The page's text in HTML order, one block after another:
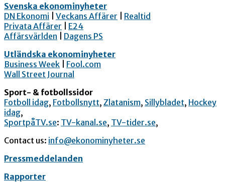
Svenska ekonominyheter
DN Ekonomi
Veckans Affärer
Realtid
Privata Affärer
E24
Affärsvärlden
Dagens PS
Utländska ekonominyheter
Business Week
Fool.com
Wall Street Journal
Sport- & fotbollssidor
Fotboll idag, Fotbollsnytt, Zlatanism, Sillybladet, Hockey
idag,
SportpåTV.se: TV-kanal.se, TV-tider.se,
Contact us: info@ekonominyheter.se
Pressmeddelanden
Rapporter